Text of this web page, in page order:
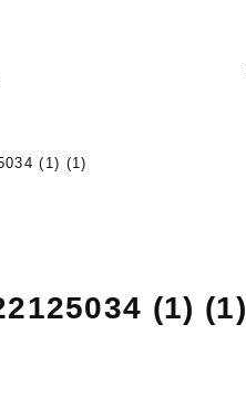
(1) (1)
(1) (1)